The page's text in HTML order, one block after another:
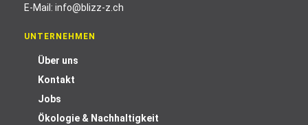
E-Mail: info@blizz-z.ch
UNTERNEHMEN
Über uns
Kontakt
Jobs
Ökologie & Nachhaltigkeit